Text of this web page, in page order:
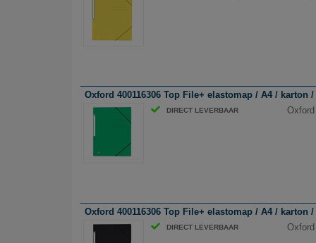
Oxford 400116306 Top File+ elastomap / A4 / karton /
DIRECT LEVERBAAR
Oxford 400116306 Top File+ elastomap / A4 / karton /
DIRECT LEVERBAAR